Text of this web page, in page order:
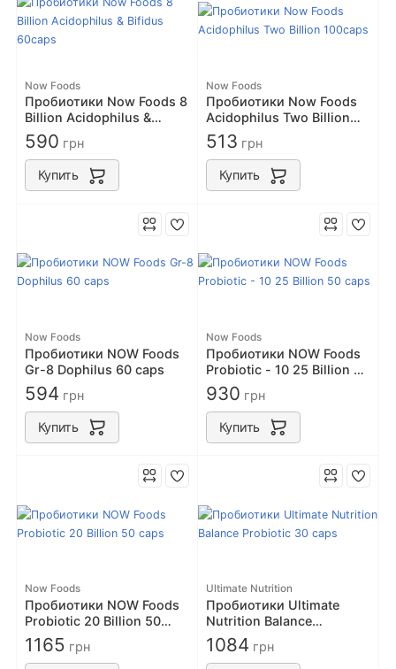
Now Foods
Пробиотики Now Foods 8
Billion Acidophilus &
Bifidus 60caps
590 грн
Купить
Now Foods
Пробиотики Now Foods
Acidophilus Two Billion
100caps
513 грн
Купить
Now Foods
Пробиотики NOW Foods
Gr-8 Dophilus 60 caps
594 грн
Купить
Now Foods
Пробиотики NOW Foods
Probiotic - 10 25 Billion 50
caps
930 грн
Купить
Now Foods
Пробиотики NOW Foods
Probiotic 20 Billion 50
caps
1165 грн
Ultimate Nutrition
Пробиотики Ultimate
Nutrition Balance
Probiotic 30 caps
1084 грн